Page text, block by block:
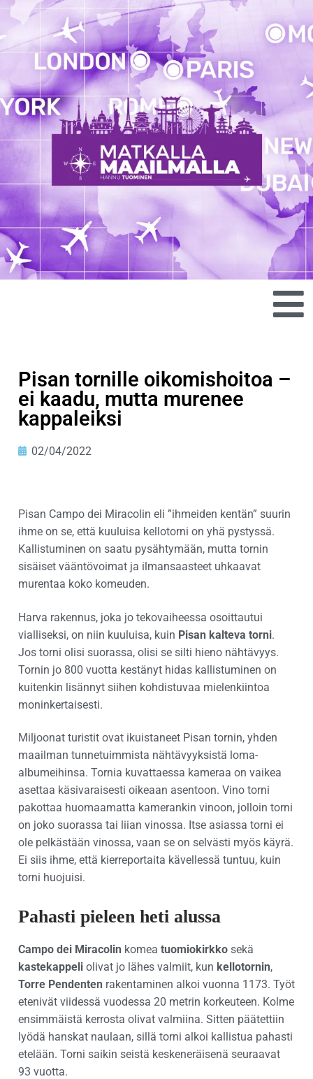
Pisan tornille oikomishoitoa –
ei kaadu, mutta murenee
kappaleiksi
02/04/2022
Pisan Campo dei Miracolin eli ”ihmeiden kentän” suurin
ihme on se, että kuuluisa kellotorni on yhä pystyssä.
Kallistuminen on saatu pysähtymään, mutta tornin
sisäiset vääntövoimat ja ilmansaasteet uhkaavat
murentaa koko komeuden.
Harva rakennus, joka jo tekovaiheessa osoittautui
vialliseksi, on niin kuuluisa, kuin Pisan kalteva torni.
Jos torni olisi suorassa, olisi se silti hieno nähtävyys.
Tornin jo 800 vuotta kestänyt hidas kallistuminen on
kuitenkin lisännyt siihen kohdistuvaa mielenkiintoa
moninkertaisesti.
Miljoonat turistit ovat ikuistaneet Pisan tornin, yhden
maailman tunnetuimmista nähtävyyksistä loma-
albumeihinsa. Tornia kuvattaessa kameraa on vaikea
asettaa käsivaraisesti oikeaan asentoon. Vino torni
pakottaa huomaamatta kamerankin vinoon, jolloin torni
on joko suorassa tai liian vinossa. Itse asiassa torni ei
ole pelkästään vinossa, vaan se on selvästi myös käyrä.
Ei siis ihme, että kierreportaita kävellessä tuntuu, kuin
torni huojuisi.
Pahasti pieleen heti alussa
Campo dei Miracolin komea tuomiokirkko sekä
kastekappeli olivat jo lähes valmiit, kun kellotornin,
Torre Pendenten rakentaminen alkoi vuonna 1173. Työt
etenivät viidessä vuodessa 20 metrin korkeuteen. Kolme
ensimmäistä kerrosta olivat valmiina. Sitten päätettiin
lyödä hanskat naulaan, sillä torni alkoi kallistua pahasti
etelään. Torni saikin seistä keskeneräisenä seuraavat
93 vuotta.